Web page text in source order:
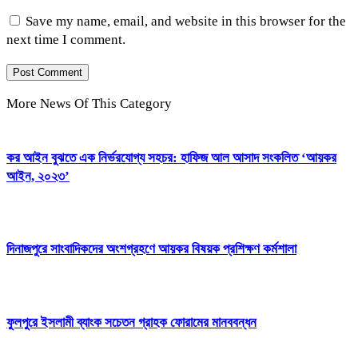
Save my name, email, and website in this browser for the
next time I comment.
More News Of This Category
কর আইন বুঝতে এক নির্ভরযোগ্য সহচর: হাফিজ আল আসাদ সংকলিত ‘আয়কর
আইন, ২০২৩’
দিনাজপুরে সাংবাদিকদের অংশগ্রহণে আয়কর বিষয়ক প্রশিক্ষণ কর্মশালা
ফুলপুরে ইসলামী ব্যাংক সচেতন গ্রাহক ফোরামের মানববন্ধন